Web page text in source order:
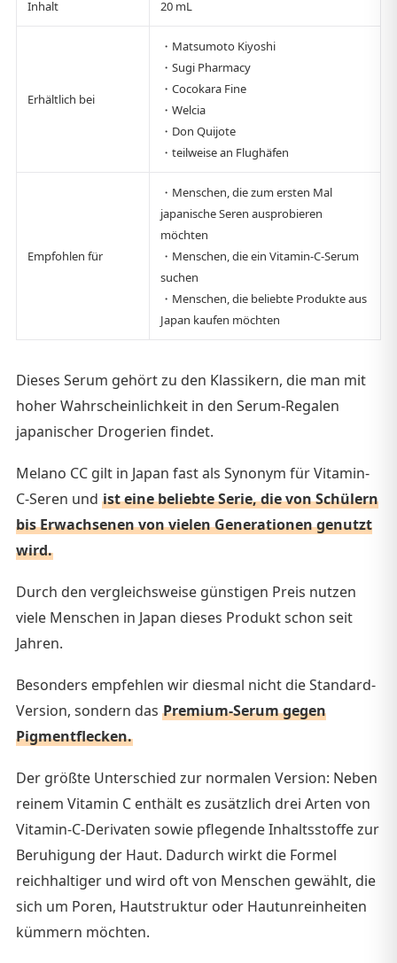
Inhalt 20 mL
Erhältlich bei
・Matsumoto Kiyoshi
・Sugi Pharmacy
・Cocokara Fine
・Welcia
・Don Quijote
・teilweise an Flughäfen
Empfohlen für
・Menschen, die zum ersten Mal
japanische Seren ausprobieren
möchten
・Menschen, die ein Vitamin-C-Serum
suchen
・Menschen, die beliebte Produkte aus
Japan kaufen möchten
Dieses Serum gehört zu den Klassikern, die man mit
hoher Wahrscheinlichkeit in den Serum-Regalen
japanischer Drogerien findet.
Melano CC gilt in Japan fast als Synonym für Vitamin-
C-Seren und ist eine beliebte Serie, die von Schülern
bis Erwachsenen von vielen Generationen genutzt
wird.
Durch den vergleichsweise günstigen Preis nutzen
viele Menschen in Japan dieses Produkt schon seit
Jahren.
Besonders empfehlen wir diesmal nicht die Standard-
Version, sondern das Premium-Serum gegen
Pigmentflecken.
Der größte Unterschied zur normalen Version: Neben
reinem Vitamin C enthält es zusätzlich drei Arten von
Vitamin-C-Derivaten sowie pflegende Inhaltsstoffe zur
Beruhigung der Haut. Dadurch wirkt die Formel
reichhaltiger und wird oft von Menschen gewählt, die
sich um Poren, Hautstruktur oder Hautunreinheiten
kümmern möchten.